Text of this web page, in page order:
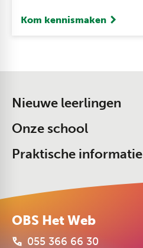
Kom kennismaken
Nieuwe leerlingen
Onze school
Praktische informatie
OBS Het Web
055 366 66 30